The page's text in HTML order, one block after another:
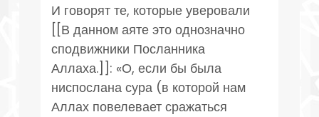
И говорят те, которые уверовали
[[В данном аяте это однозначно
сподвижники Посланника
Аллаха.]]: «О, если бы была
ниспослана сура (в которой нам
Аллах повелевает сражаться